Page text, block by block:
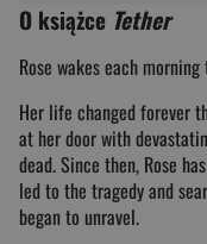
O książce Tether
Rose wakes each
Her life changed forever
at her door with
dead. Since then, Rose
led to the tragedy and
began to unravel.